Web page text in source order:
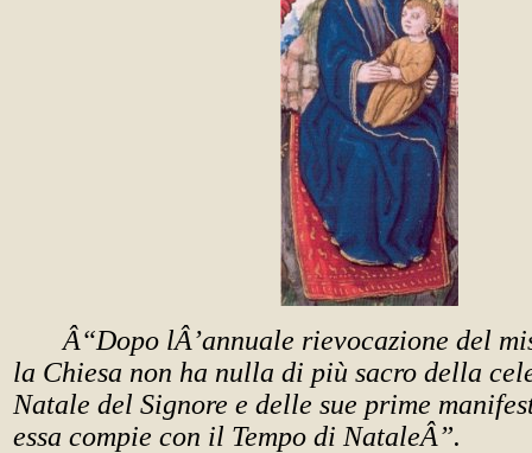
Â“Dopo lÂ’annuale rievocazione del
la Chiesa non ha nulla di più sacro della
Natale del Signore e delle sue prime
essa compie con il Tempo di NataleÂ”.